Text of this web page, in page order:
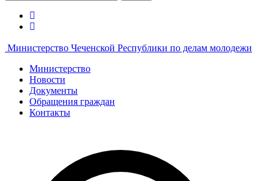
Министерство Чеченской Республики по делам молодежи
Министерство
Новости
Документы
Обращения граждан
Контакты